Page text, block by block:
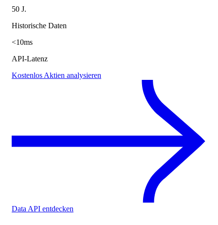
50 J.
Historische Daten
<10ms
API-Latenz
Kostenlos Aktien analysieren
Data API entdecken